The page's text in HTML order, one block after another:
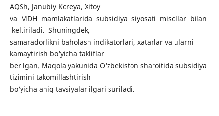
AQSh, Janubiy Koreya, Xitoy
va MDH mamlakatlarida subsidiya siyosati misollar bilan
keltiriladi. Shuningdek,
samaradorlikni baholash indikatorlari, xatarlar va ularni
kamaytirish bo‘yicha takliflar
berilgan. Maqola yakunida O‘zbekiston sharoitida subsidiya
tizimini takomillashtirish
bo‘yicha aniq tavsiyalar ilgari suriladi.